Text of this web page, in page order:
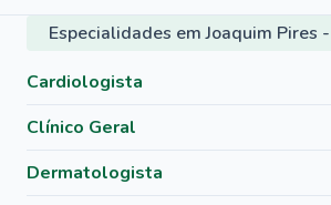
Especialidades em Joaquim Pires
Cardiologista
Clínico Geral
Dermatologista